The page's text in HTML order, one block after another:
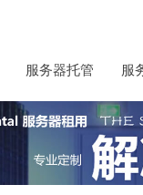
服务器托管 服